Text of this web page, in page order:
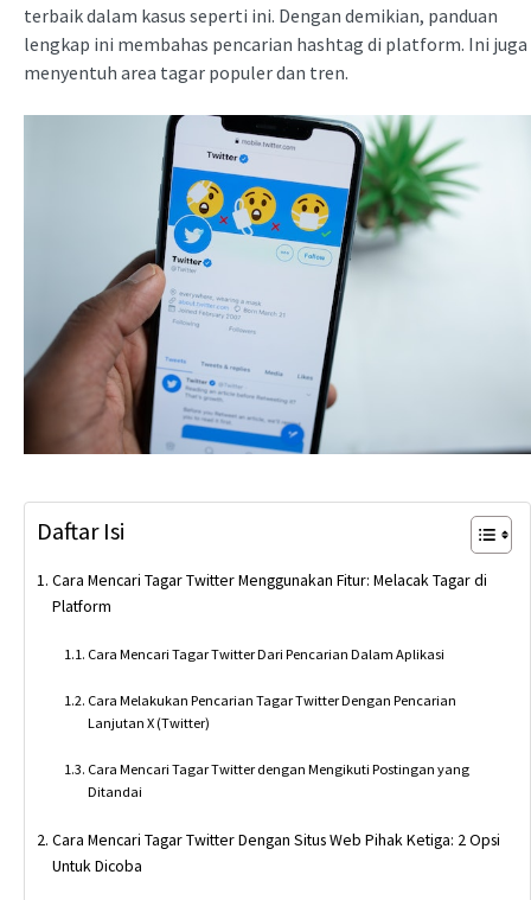
terbaik dalam kasus seperti ini. Dengan demikian, panduan
lengkap ini membahas pencarian hashtag di platform. Ini juga
menyentuh area tagar populer dan tren.
Daftar Isi
Cara Mencari Tagar Twitter Menggunakan Fitur: Melacak Tagar di
Platform
Cara Mencari Tagar Twitter Dari Pencarian Dalam Aplikasi
Cara Melakukan Pencarian Tagar Twitter Dengan Pencarian
Lanjutan X (Twitter)
Cara Mencari Tagar Twitter dengan Mengikuti Postingan yang
Ditandai
Cara Mencari Tagar Twitter Dengan Situs Web Pihak Ketiga: 2 Opsi
Untuk Dicoba